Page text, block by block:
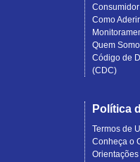
Consumidor
Como
Quem
Código de
(CDC)
Política
Termos de
Conheça o